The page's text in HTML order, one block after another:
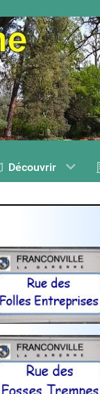
Découvrir